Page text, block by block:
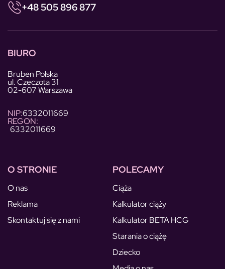
+48 505 896 877
BIURO
Bruben Polska
ul. Czeczota 31
02-607 Warszawa
NIP:6332011669
REGON:
6332011669
O STRONIE
O nas
Reklama
Skontaktuj się z nami
POLECAMY
Ciąża
Kalkulator ciąży
Kalkulator BETA HCG
Starania o ciążę
Dziecko